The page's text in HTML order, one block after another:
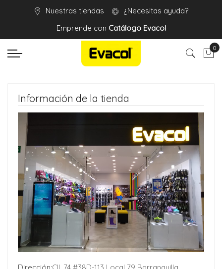
Nuestras tiendas
¿Necesitas ayuda?
Emprende con Catálogo Evacol
0
Información de la tienda